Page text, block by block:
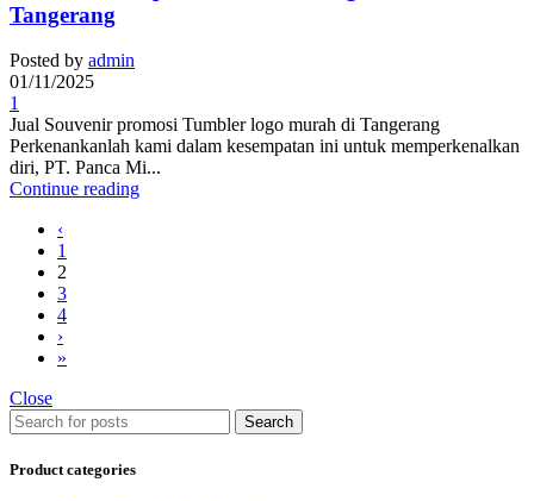
Tangerang
Posted by admin
01/11/2025
1
Jual Souvenir promosi Tumbler logo murah di Tangerang
Perkenankanlah kami dalam kesempatan ini untuk memperkenalkan
diri, PT. Panca Mi...
Continue reading
‹
1
2
3
4
›
»
Close
Search
Product categories